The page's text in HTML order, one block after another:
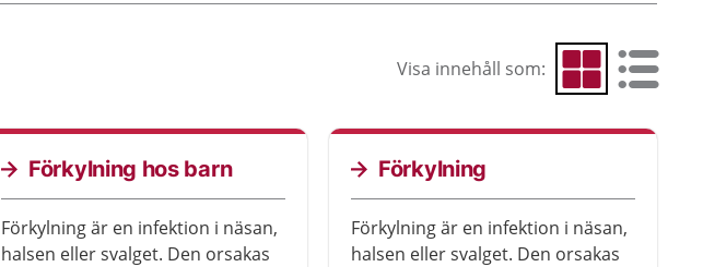
Visa innehåll som: Visa som rutnät
Visa som
Förkylning hos barn
Förkylning är en infektion i näsan,
halsen eller svalget. Den orsakas
Förkylning
Förkylning är en infektion i näsan,
halsen eller svalget. Den orsakas